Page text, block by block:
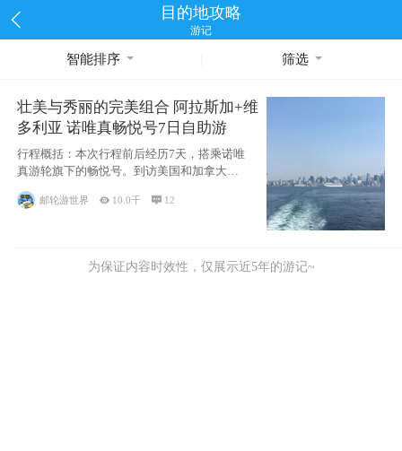
目的地攻略
游记
智能排序 筛选
壮美与秀丽的完美组合 阿拉斯加+维
多利亚 诺唯真畅悦号7日自助游
行程概括：本次行程前后经历7天，搭乘诺唯
真游轮旗下的畅悦号。到访美国和加拿大的4
个州/省：美国华盛顿州
邮轮游世界  10.0千  12
为保证内容时效性，仅展示近5年的游记~